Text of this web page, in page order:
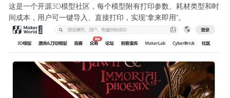
这是一个开源3D模型社区，每个模型附有打印参数、耗材类型和时
间成本，用户可一键导入、直接打印，实现“拿来即用”。